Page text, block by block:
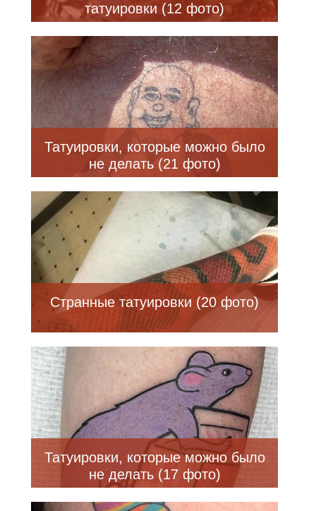
татуировки (12 фото)
Татуировки, которые можно было
не делать (21 фото)
Странные татуировки (20 фото)
Татуировки, которые можно было
не делать (17 фото)